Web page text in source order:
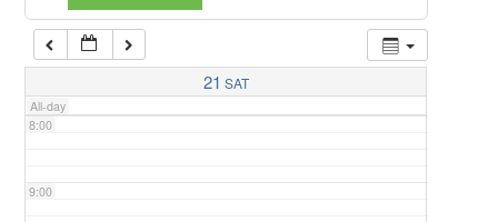
21 SAT
All-day
7:00
8:00
9:00